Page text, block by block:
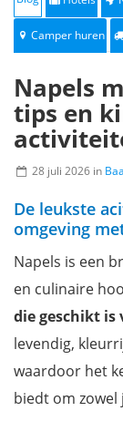
Camper huren
Napels
tips en
28 juli 2026 in
De leukste
omgeving
Napels is een
en culinaire
die geschikt is
levendig,
waardoor het
biedt om zowel